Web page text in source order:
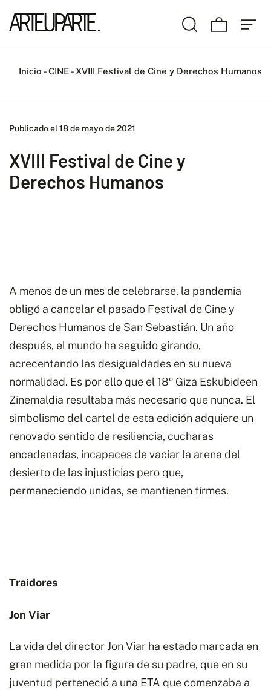
Inicio -CINE - XVIII Festival de Cine y Derechos Humanos
Publicado el 18 de mayo de 2021
XVIII Festival de Cine y
Derechos Humanos
A menos de un mes de celebrarse, la pandemia
obligó a cancelar el pasado Festival de Cine y
Derechos Humanos de San Sebastián. Un año
después, el mundo ha seguido girando,
acrecentando las desigualdades en su nueva
normalidad. Es por ello que el 18º Giza Eskubideen
Zinemaldia resultaba más necesario que nunca. El
simbolismo del cartel de esta edición adquiere un
renovado sentido de resiliencia, cucharas
encadenadas, incapaces de vaciar la arena del
desierto de las injusticias pero que,
permaneciendo unidas, se mantienen firmes.
Traidores
Jon Viar
La vida del director Jon Viar ha estado marcada en
gran medida por la figura de su padre, que en su
juventud perteneció a una ETA que comenzaba a